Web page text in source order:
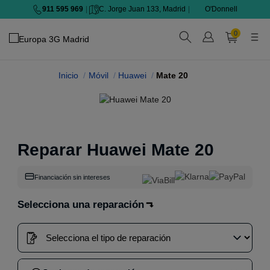
911 595 969 C. Jorge Juan 133, Madrid O'Donnell
0
Inicio Móvil Huawei Mate 20
Reparar Huawei Mate 20
Financiación sin intereses
Selecciona una reparación